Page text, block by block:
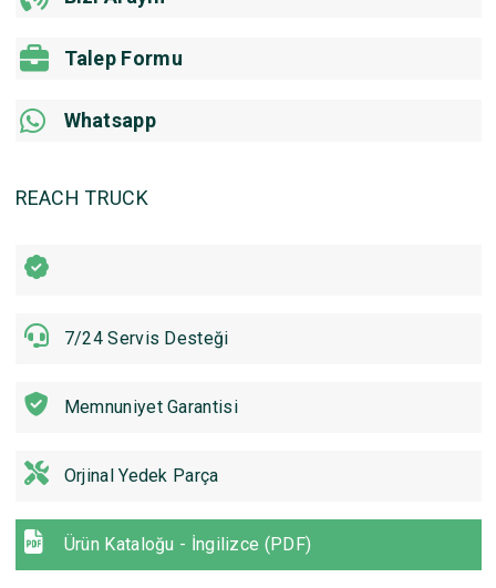
Talep Formu
Whatsapp
REACH TRUCK
7/24 Servis Desteği
Memnuniyet Garantisi
Orjinal Yedek Parça
Ürün Kataloğu - İngilizce (PDF)